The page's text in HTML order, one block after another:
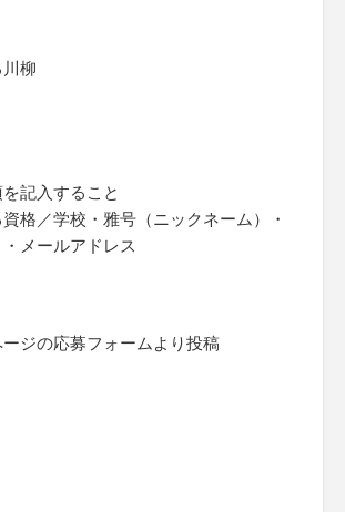
柳
記入すること
格／学校・雅号（ニックネーム）・
メールアドレス
ジの応募フォームより投稿